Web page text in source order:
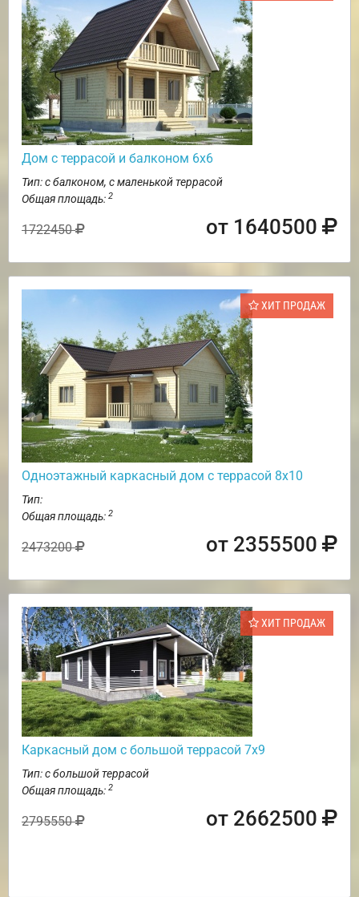
Дом с террасой и балконом 6х6
Тип: с балконом, с маленькой террасой
Общая площадь: 2
1722450 от 1640500
ХИТ ПРОДАЖ
Одноэтажный каркасный дом с террасой 8х10
Тип:
Общая площадь: 2
2473200 от 2355500
ХИТ ПРОДАЖ
Каркасный дом с большой террасой 7х9
Тип: с большой террасой
Общая площадь: 2
2795550 от 2662500